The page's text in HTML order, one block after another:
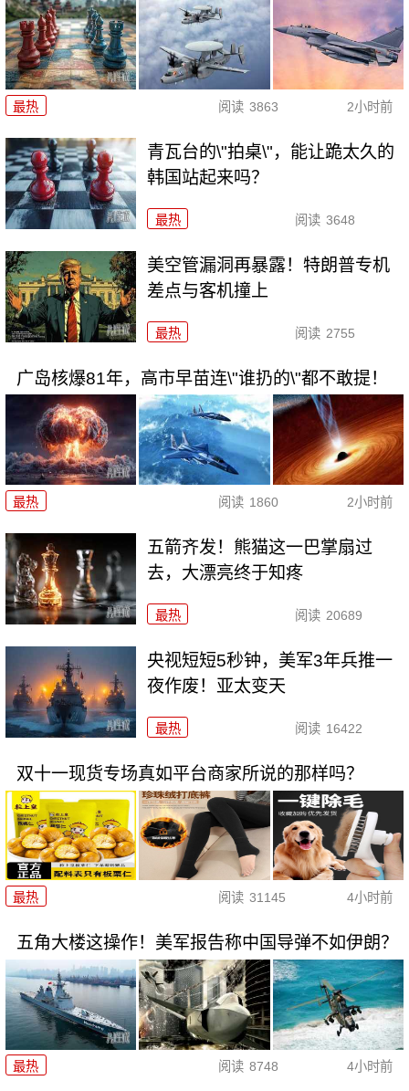
最热 阅读 3863 2小时前
青瓦台的\"拍桌\"，能让跪太久的
韩国站起来吗？
最热 阅读 3648
美空管漏洞再暴露！特朗普专机
差点与客机撞上
最热 阅读 2755
广岛核爆81年，高市早苗连\"谁扔的\"都不敢提！
最热 阅读 1860 2小时前
五箭齐发！熊猫这一巴掌扇过
去，大漂亮终于知疼
最热 阅读 20689
央视短短5秒钟，美军3年兵推一
夜作废！亚太变天
最热 阅读 16422
双十一现货专场真如平台商家所说的那样吗？
最热 阅读 31145 4小时前
五角大楼这操作！美军报告称中国导弹不如伊朗？
最热 阅读 8748 4小时前